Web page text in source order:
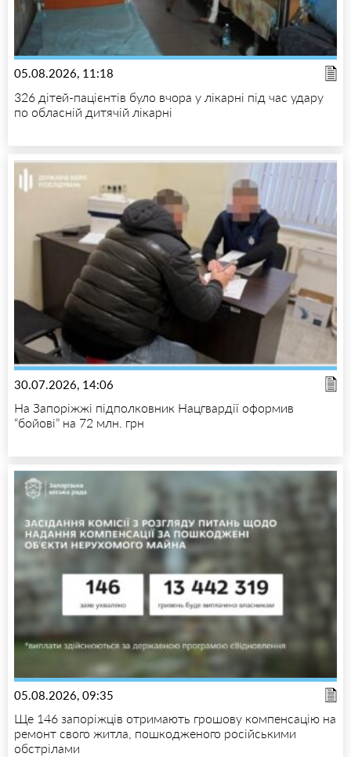
05.08.2026, 11:18
326 дітей-пацієнтів було вчора у лікарні під час удару
по обласній дитячій лікарні
30.07.2026, 14:06
На Запоріжжі підполковник Нацгвардії оформив
“бойові” на 72 млн. грн
05.08.2026, 09:35
Ще 146 запоріжців отримають грошову компенсацію на
ремонт свого житла, пошкодженого російськими
обстрілами